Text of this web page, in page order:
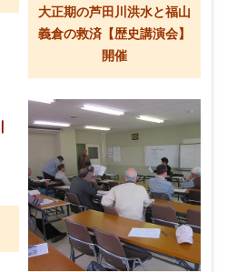
大正期の芦田川洪水と福山
義倉の救済【歴史講演会】
開催